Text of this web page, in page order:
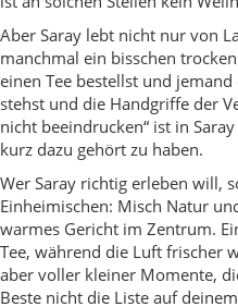
Kultur &
Saray trägt Trakya im Tonfall:
„Sehenswürdigkeit“ und
den Dörfern und Mahalle
Erntezeiten, Waldgänge,
aber sehr echt sind.
Aktivitäten
Kanara-Kanyon
Istranca-Waldwege:
Dorf- und Mahalle-